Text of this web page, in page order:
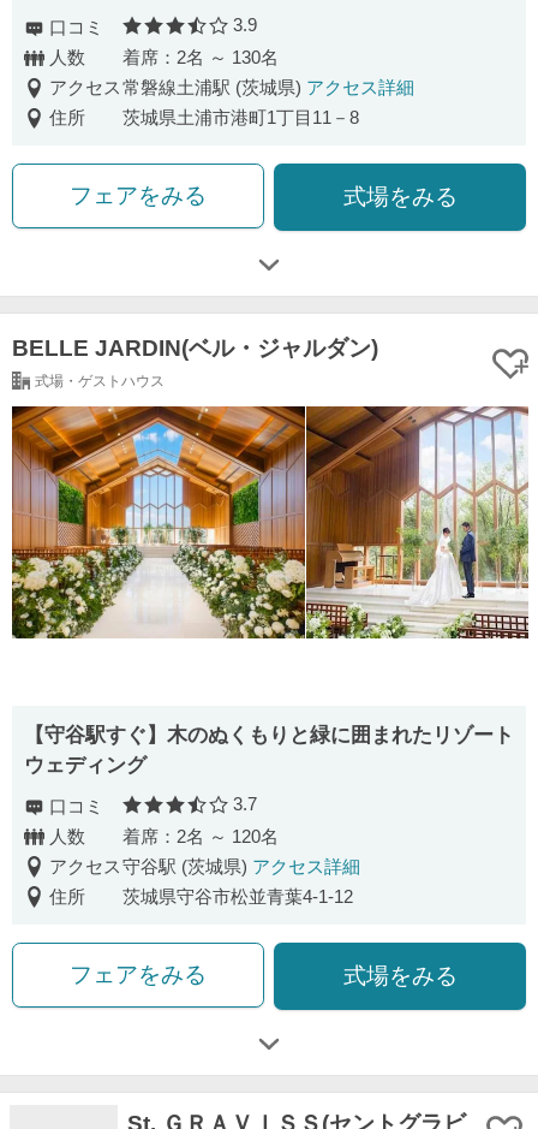
口コミ 口コミ評価
3.9
人数
着席：2名 ～ 130名
アクセス常磐線土浦駅 (茨城県) アクセス詳細
住所
茨城県土浦市港町1丁目11－8
フェアをみる 式場をみる
BELLE JARDIN(ベル・ジャルダン)
式場・ゲストハウス
【守谷駅すぐ】木のぬくもりと緑に囲まれたリゾート
ウェディング
口コミ 口コミ評価
3.7
人数
着席：2名 ～ 120名
アクセス守谷駅 (茨城県) アクセス詳細
住所
茨城県守谷市松並青葉4-1-12
フェアをみる 式場をみる
St. ＧＲＡＶＩＳＳ(セントグラビ